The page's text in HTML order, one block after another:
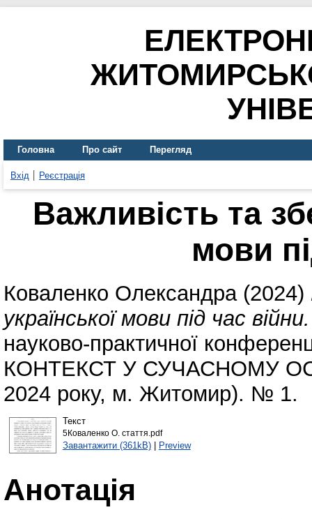
Головна Про сайт Перегляд
Вхід Реєстрація
Важливість та
мови
Коваленко Олександра(2024)
української мови під час війни.
науково-практичної
КОНТЕКСТ У СУЧАСНОМУ
2024 року, м. Житомир). № 1.
Текст
5Коваленко О. стаття.pdf
Завантажити (361kB)| Preview
Анотація